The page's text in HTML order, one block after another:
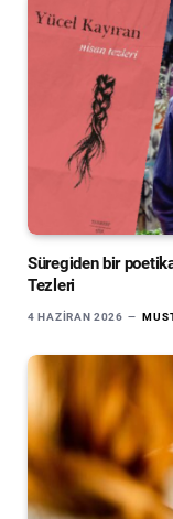
Süregiden bir
Tezleri
4 HAZIRAN 2026